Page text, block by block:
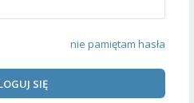
nie pamiętam hasła
SIĘ